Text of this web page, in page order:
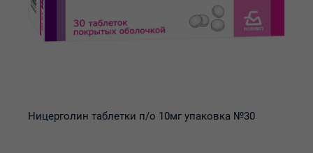
Ницерголин таблетки п/о 10мг упаковка №30